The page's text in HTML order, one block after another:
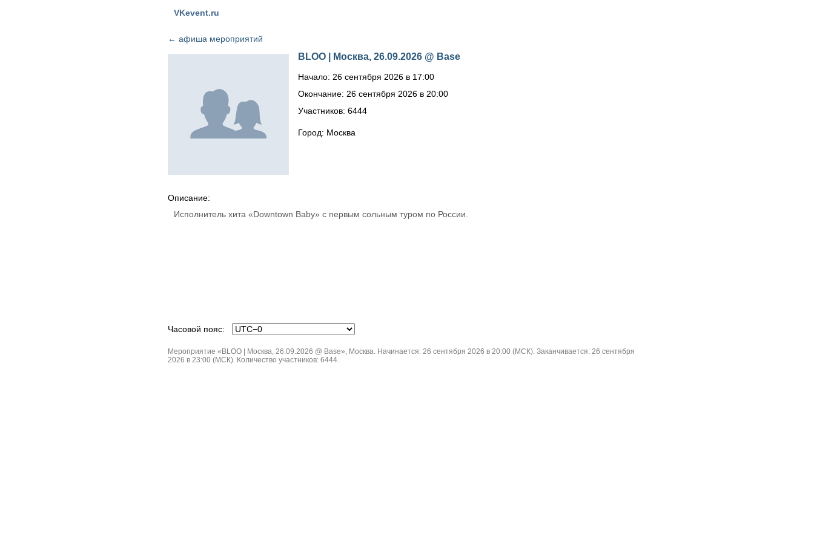
VKevent.ru
← афиша мероприятий
BLOO | Москва, 26.09.2026 @ Base
Начало: 26 сентября 2026 в 17:00
Окончание: 26 сентября 2026 в 20:00
Участников: 6444
Город: Москва
Описание:
Исполнитель хита «Downtown Baby» с первым сольным туром по России.
Часовой пояс:
Мероприятие «BLOO | Москва, 26.09.2026 @ Base», Москва. Начинается: 26 сентября 2026 в 20:00 (МСК). Заканчивается: 26 сентября
2026 в 23:00 (МСК). Количество участников: 6444.